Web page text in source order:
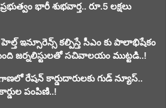
భారీ శుభవార్త.. రూ.5 లక్షలు
ఇన్సూరెన్స్ కల్పిస్తే సీఎం కు పాలాభిషేకం
జర్నలిస్టులతో సచివాలయం ముట్టడి..!
రేషన్ కార్డుదారులకు గుడ్ న్యూస్..
పంపిణి..!